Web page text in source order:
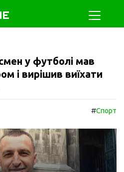
у футболі мав
і вирішив виїхати
#Спорт